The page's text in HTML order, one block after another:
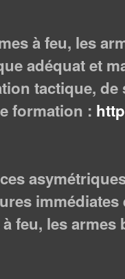
à feu, les
adéquat et
tactique,
formation :
feu, les armes